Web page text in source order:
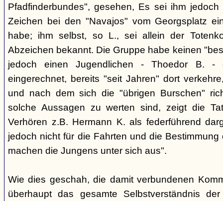
Pfadfinderbundes", gesehen, Es sei ihm
Zeichen bei den "Navajos" vom Georgsplatz
habe; ihm selbst, so L., sei allein der
Abzeichen bekannt. Die Gruppe habe keinen
jedoch einen Jugendlichen - Thoedor B. -
eingerechnet, bereits "seit Jahren" dort
und nach dem sich die "übrigen Burschen"
solche Aussagen zu werten sind, zeigt die
Verhören z.B. Hermann K. als federführend
jedoch nicht für die Fahrten und die
machen die Jungens unter sich aus".
Wie dies geschah, die damit verbundenen
überhaupt das gesamte Selbstverständnis